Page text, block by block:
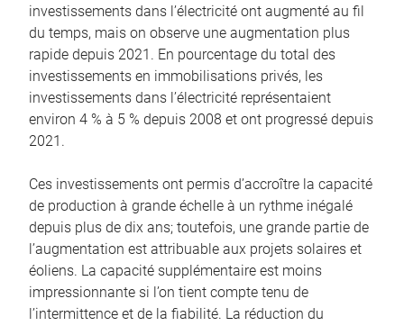
investissements dans l’électricité ont augmenté au fil
du temps, mais on observe une augmentation plus
rapide depuis 2021. En pourcentage du total des
investissements en immobilisations privés, les
investissements dans l’électricité représentaient
environ 4 % à 5 % depuis 2008 et ont progressé depuis
2021.
Ces investissements ont permis d’accroître la capacité
de production à grande échelle à un rythme inégalé
depuis plus de dix ans; toutefois, une grande partie de
l’augmentation est attribuable aux projets solaires et
éoliens. La capacité supplémentaire est moins
impressionnante si l’on tient compte tenu de
l’intermittence et de la fiabilité. La réduction du